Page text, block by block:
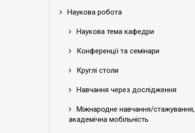
Наукова робота
Наукова тема кафедри
Конференції та семінари
Круглі столи
Навчання через дослідження
Міжнародне навчання/стажування,
академічна мобільність